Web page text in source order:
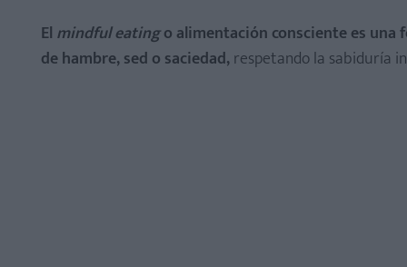
El mindful eatingo alimentación consciente es una
de hambre, sed o saciedad,respetando la sabiduría